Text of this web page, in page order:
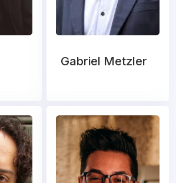
Gabriel Metzler